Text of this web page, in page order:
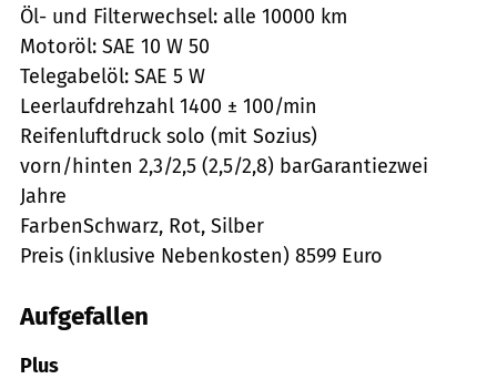
Öl- und Filterwechsel: alle 10000 km
Motoröl: SAE 10 W 50
Telegabelöl: SAE 5 W
Leerlaufdrehzahl 1400 ± 100/min
Reifenluftdruck solo (mit Sozius)
vorn/hinten 2,3/2,5 (2,5/2,8) barGarantiezwei
Jahre
FarbenSchwarz, Rot, Silber
Preis (inklusive Nebenkosten) 8599 Euro
Aufgefallen
Plus